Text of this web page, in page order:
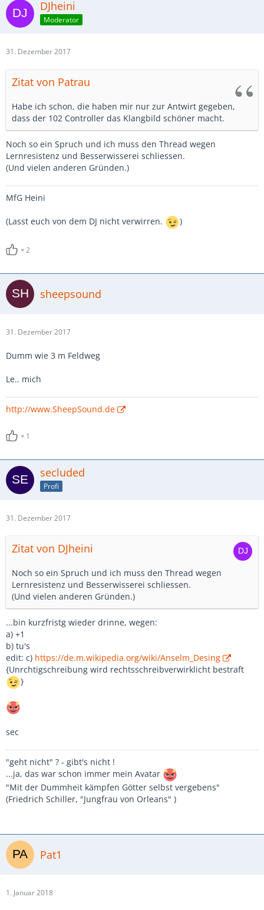
DJheini
Moderator
31. Dezember 2017
Zitat von Patrau
Habe ich schon, die haben mir nur zur Antwirt gegeben,
dass der 102 Controller das Klangbild schöner macht.
Noch so ein Spruch und ich muss den Thread wegen
Lernresistenz und Besserwisserei schliessen.
(Und vielen anderen Gründen.)
MfG Heini
(Lasst euch von dem DJ nicht verwirren. )
2
sheepsound
31. Dezember 2017
Dumm wie 3 m Feldweg
Le.. mich
http://www.SheepSound.de
1
secluded
Profi
31. Dezember 2017
Zitat von DJheini
Noch so ein Spruch und ich muss den Thread wegen
Lernresistenz und Besserwisserei schliessen.
(Und vielen anderen Gründen.)
...bin kurzfristg wieder drinne, wegen:
a) +1
b) tu's
edit: c) https://de.m.wikipedia.org/wiki/Anselm_Desing
{Unrchtigschreibung wird rechtsschreibverwirklicht bestraft
}
sec
"geht nicht" ? - gibt's nicht !
...ja, das war schon immer mein Avatar
"Mit der Dummheit kämpfen Götter selbst vergebens"
(Friedrich Schiller, "Jungfrau von Orleans" )
Pat1
1. Januar 2018